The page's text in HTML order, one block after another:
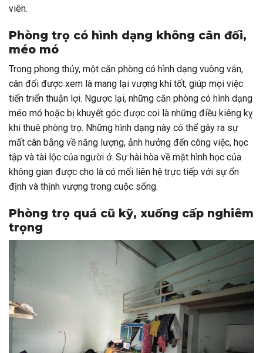
viên.
Phòng trọ có hình dạng không cân đối,
méo mó
Trong phong thủy, một căn phòng có hình dạng vuông vắn,
cân đối được xem là mang lại vượng khí tốt, giúp mọi việc
tiến triển thuận lợi. Ngược lại, những căn phòng có hình dạng
méo mó hoặc bị khuyết góc được coi là những điều kiêng kỵ
khi thuê phòng trọ. Những hình dạng này có thể gây ra sự
mất cân bằng về năng lượng, ảnh hưởng đến công việc, học
tập và tài lộc của người ở. Sự hài hòa về mặt hình học của
không gian được cho là có mối liên hệ trực tiếp với sự ổn
định và thịnh vượng trong cuộc sống.
Phòng trọ quá cũ kỹ, xuống cấp nghiêm
trọng